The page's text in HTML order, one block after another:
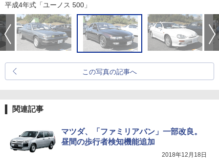
平成4年式「ユーノス 500」
この写真の記事へ
関連記事
マツダ、「ファミリアバン」一部改良。
昼間の歩行者検知機能追加
2018年12月18日